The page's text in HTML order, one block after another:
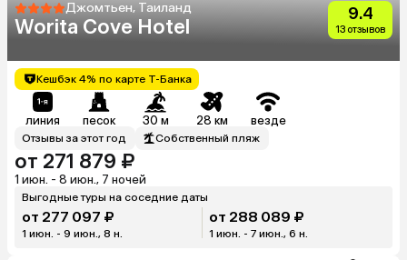
Джомтьен, Таиланд
Worita Cove Hotel
9.4
13 отзывов
Кешбэк 4% по карте Т-Банка
линия песок 30 м 28 км везде
Отзывы за этот год Собственный пляж
от 271 879 ₽
1 июн. - 8 июн., 7 ночей
Выгодные туры на соседние даты
от 277 097 ₽
1 июн. - 9 июн., 8 н.
от 288 089 ₽
1 июн. - 7 июн., 6 н.